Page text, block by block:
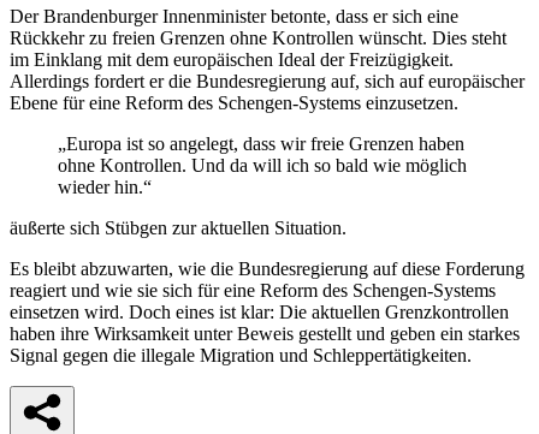
Der Brandenburger Innenminister betonte, dass er sich eine
Rückkehr zu freien Grenzen ohne Kontrollen wünscht. Dies steht
im Einklang mit dem europäischen Ideal der Freizügigkeit.
Allerdings fordert er die Bundesregierung auf, sich auf europäischer
Ebene für eine Reform des Schengen-Systems einzusetzen.
„Europa ist so angelegt, dass wir freie Grenzen haben
ohne Kontrollen. Und da will ich so bald wie möglich
wieder hin.“
äußerte sich Stübgen zur aktuellen Situation.
Es bleibt abzuwarten, wie die Bundesregierung auf diese Forderung
reagiert und wie sie sich für eine Reform des Schengen-Systems
einsetzen wird. Doch eines ist klar: Die aktuellen Grenzkontrollen
haben ihre Wirksamkeit unter Beweis gestellt und geben ein starkes
Signal gegen die illegale Migration und Schleppertätigkeiten.